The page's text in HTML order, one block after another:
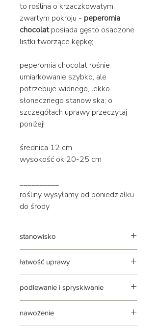
to roślina o krzaczkowatym,
zwartym pokroju - peperomia
chocolatposiada gęsto osadzone
listki tworzące kępkę;
peperomia chocolat rośnie
umiarkowanie szybko, ale
potrzebuje widnego, lekko
słonecznego stanowiska; o
szczegółach uprawy przeczytaj
poniżej!
średnica 12 cm
wysokość ok 20-25 cm
__________
rośliny wysyłamy od poniedziałku
do środy
stanowisko
łatwość uprawy
do dobrej kondycji potrzebuje
widnego stanowiska
podlewanie i spryskiwanie
regularne
podlewaj według zasady: lepiej
nawożenie